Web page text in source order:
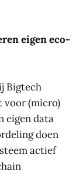
eigen eco-
Bigtech
voor (micro)
eigen data
doen
actief